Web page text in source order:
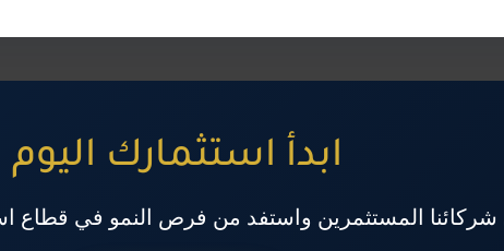
ابدأ استثمارك اليوم
المستثمرين واستفد من فرص النمو في قطاع